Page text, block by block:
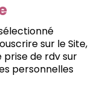
sur le Site,
prise de rdv sur
personnelles